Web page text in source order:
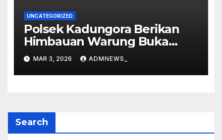
UNCATEGORIZED
Polsek Kadungora Berikan
Himbauan Warung Buka
Siang Hari
MAR 3, 2026 ADMNEWS_
Search